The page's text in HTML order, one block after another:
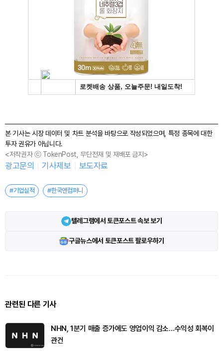
본 기사는 시장 데이터 및 차트 분석을 바탕으로 작성되었으며, 특정 종목에 대한
투자 권유가 아닙니다.
<저작권자 ⓒ TokenPost, 무단전재 및 재배포 금지>
광고문의 기사제보 보도자료
#기업실적 #한국앤컴퍼니
텔레그램에서 토큰포스트 속보 보기
구글뉴스에서 토큰포스트 팔로우하기
관련된 다른 기사
NHN, 1분기 매출 증가에도 영업이익 감소…수익성 회복이
관건